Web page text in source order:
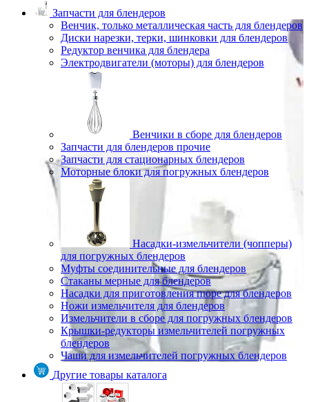
Запчасти для блендеров
Венчик, только металлическая часть для блендеров
Диски нарезки, терки, шинковки для блендеров
Редуктор венчика для блендера
Электродвигатели (моторы) для блендеров
Венчики в сборе для блендеров
Запчасти для блендеров прочие
Запчасти для стационарных блендеров
Моторные блоки для погружных блендеров
Насадки-измельчители (чопперы)
для погружных блендеров
Муфты соединительные для блендеров
Стаканы мерные для блендеров
Насадки для приготовления пюре для блендеров
Ножи измельчителя для блендеров
Измельчители в сборе для погружных блендеров
Крышки-редукторы измельчителей погружных
блендеров
Чаши для измельчителей погружных блендеров
Другие товары каталога